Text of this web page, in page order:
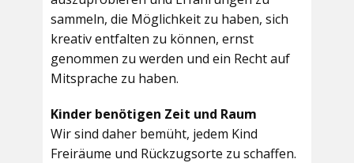
sammeln, die Möglichkeit zu haben, sich
kreativ entfalten zu können, ernst
genommen zu werden und ein Recht auf
Mitsprache zu haben.
Kinder benötigen Zeit und Raum
Wir sind daher bemüht, jedem Kind
Freiräume und Rückzugsorte zu schaffen.